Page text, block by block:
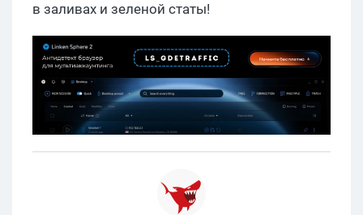
в заливах и зеленой статы!